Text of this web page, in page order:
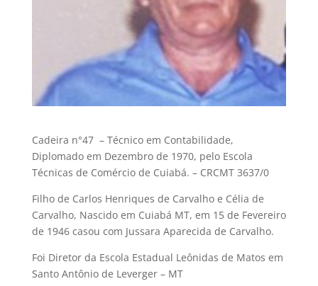
Cadeira n°47 – Técnico em Contabilidade,
Diplomado em Dezembro de 1970, pelo Escola
Técnicas de Comércio de Cuiabá. – CRCMT 3637/0
Filho de Carlos Henriques de Carvalho e Célia de
Carvalho, Nascido em Cuiabá MT, em 15 de Fevereiro
de 1946 casou com Jussara Aparecida de Carvalho.
Foi Diretor da Escola Estadual Leônidas de Matos em
Santo Antônio de Leverger – MT